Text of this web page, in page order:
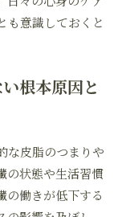
も意識しておくと
根本原因と
な皮脂のつまりや
の状態や生活習慣
の働きが低下する